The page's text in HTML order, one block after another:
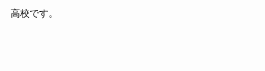
高校です。